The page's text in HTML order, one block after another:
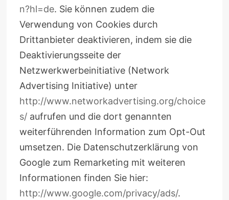
n?hl=de. Sie können zudem die
Verwendung von Cookies durch
Drittanbieter deaktivieren, indem sie die
Deaktivierungsseite der
Netzwerkwerbeinitiative (Network
Advertising Initiative) unter
http://www.networkadvertising.org/choice
s/aufrufen und die dort genannten
weiterführenden Information zum Opt-Out
umsetzen. Die Datenschutzerklärung von
Google zum Remarketing mit weiteren
Informationen finden Sie hier:
http://www.google.com/privacy/ads/.